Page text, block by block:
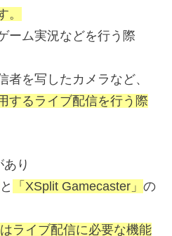
。
ーム実況などを行う際
者を写したカメラなど、
するライブ配信を行う際
り
と 「XSplit Gamecaster」 の
ライブ配信に必要な機能